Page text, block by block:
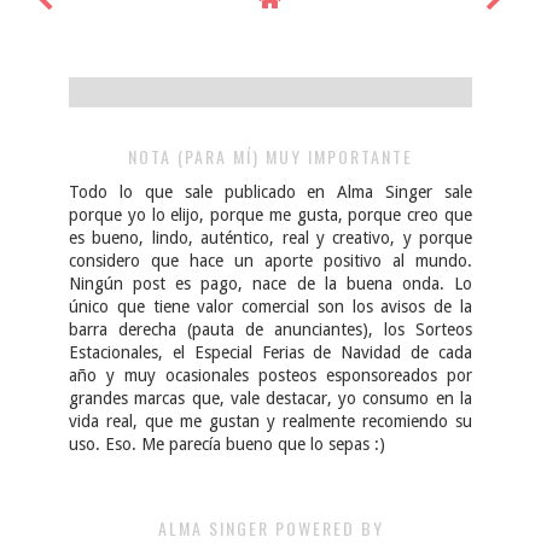
NOTA (PARA MÍ) MUY IMPORTANTE
Todo lo que sale publicado en Alma Singer sale
porque yo lo elijo, porque me gusta, porque creo que
es bueno, lindo, auténtico, real y creativo, y porque
considero que hace un aporte positivo al mundo.
Ningún post es pago, nace de la buena onda. Lo
único que tiene valor comercial son los avisos de la
barra derecha (pauta de anunciantes), los Sorteos
Estacionales, el Especial Ferias de Navidad de cada
año y muy ocasionales posteos esponsoreados por
grandes marcas que, vale destacar, yo consumo en la
vida real, que me gustan y realmente recomiendo su
uso. Eso. Me parecía bueno que lo sepas :)
ALMA SINGER POWERED BY